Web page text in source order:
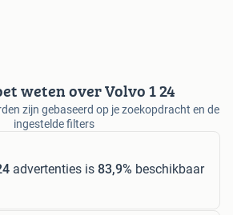
weten over Volvo 1 24
zijn gebaseerd op je zoekopdracht en de
ingestelde filters
advertenties is 83,9% beschikbaar